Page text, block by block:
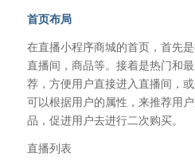
首页布局
在直播小程序商城的首页，首先
直播间，商品等。接着是热门和
荐，方便用户直接进入直播间，
可以根据用户的属性，来推荐用
品，促进用户去进行二次购买。
直播列表